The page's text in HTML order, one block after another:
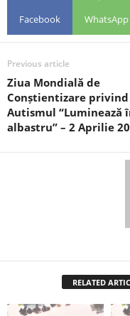
Facebook WhatsApp
Previous article
Ziua Mondială de
Conștientizare privind
Autismul “Luminează
albastru” – 2 Aprilie
RELATED